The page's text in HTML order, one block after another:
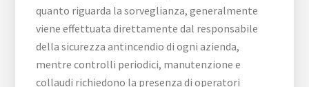
quanto riguarda la sorveglianza, generalmente
viene effettuata direttamente dal responsabile
della sicurezza antincendio di ogni azienda,
mentre controlli periodici, manutenzione e
collaudi richiedono la presenza di operatori